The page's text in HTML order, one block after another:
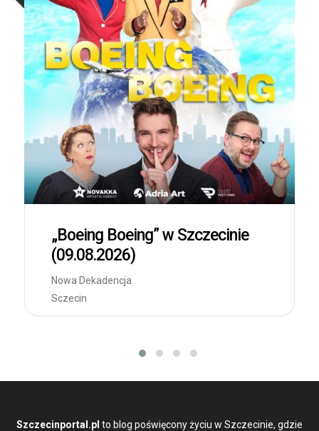
„Boeing Boeing” w Szczecinie
(09.08.2026)
Nowa Dekadencja
Sczecin
Szczecinportal.pl to blog poświęcony życiu w Szczecinie, gdzie